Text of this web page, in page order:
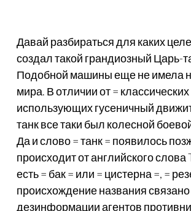
Давай разбираться для каких
создал такой грандиозный Царь-
Подобной машины еще не имела
мира. В отличии от = классических
использующих гусеничный
танк все таки был колесной
Да и слово = танк = появилось
происходит от английского слова
есть = бак = или = цистерна =, =
происхождение названия
дезинформации агентов